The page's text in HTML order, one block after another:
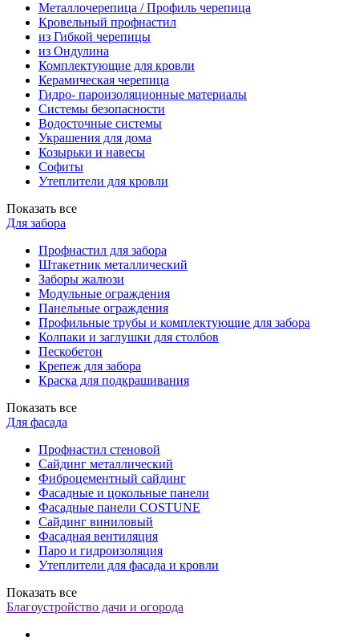
Металлочерепица / Профиль черепица
Кровельный профнастил
из Гибкой черепицы
из Ондулина
Комплектующие для кровли
Керамическая черепица
Гидро- пароизоляционные материалы
Системы безопасности
Водосточные системы
Украшения для дома
Козырьки и навесы
Софиты
Утеплители для кровли
Показать все
Для забора
Профнастил для забора
Штакетник металлический
Заборы жалюзи
Модульные ограждения
Панельные ограждения
Профильные трубы и комплектующие для забора
Колпаки и заглушки для столбов
Пескобетон
Крепеж для забора
Краска для подкрашивания
Показать все
Для фасада
Профнастил стеновой
Сайдинг металлический
Фиброцементный сайдинг
Фасадные и цокольные панели
Фасадные панели COSTUNE
Сайдинг виниловый
Фасадная вентиляция
Паро и гидроизоляция
Утеплители для фасада и кровли
Показать все
Благоустройство дачи и огорода